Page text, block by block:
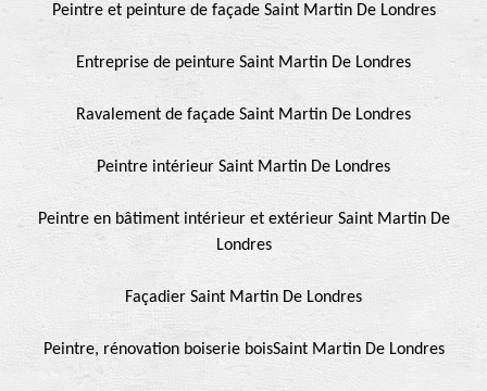
Peintre et peinture de façade Saint Martin De Londres
Entreprise de peinture Saint Martin De Londres
Ravalement de façade Saint Martin De Londres
Peintre intérieur Saint Martin De Londres
Peintre en bâtiment intérieur et extérieur Saint Martin De
Londres
Façadier Saint Martin De Londres
Peintre, rénovation boiserie boisSaint Martin De Londres